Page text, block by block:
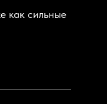
как сильные